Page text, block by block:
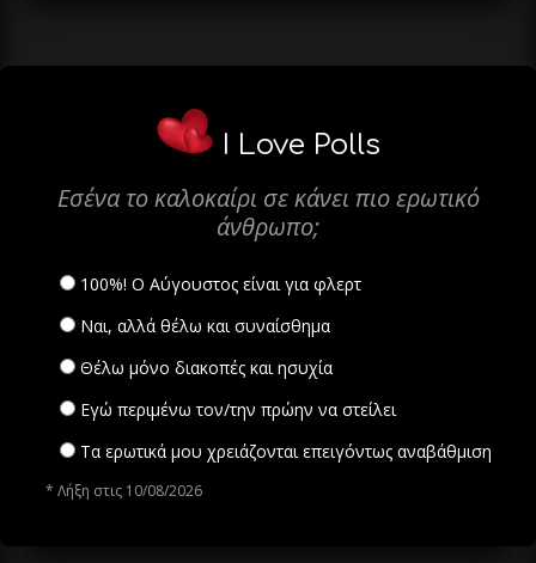
I Love Polls
Εσένα το καλοκαίρι σε κάνει πιο ερωτικό
άνθρωπο;
100%! Ο Αύγουστος είναι για φλερτ
Ναι, αλλά θέλω και συναίσθημα
Θέλω μόνο διακοπές και ησυχία
Εγώ περιμένω τον/την πρώην να στείλει
Τα ερωτικά μου χρειάζονται επειγόντως αναβάθμιση
* Λήξη στις 10/08/2026